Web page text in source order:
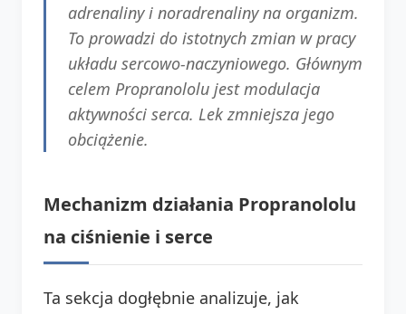
adrenaliny i noradrenaliny na organizm.
To prowadzi do istotnych zmian w pracy
układu sercowo-naczyniowego. Głównym
celem Propranololu jest modulacja
aktywności serca. Lek zmniejsza jego
obciążenie.
Mechanizm działania Propranololu
na ciśnienie i serce
Ta sekcja dogłębnie analizuje, jak